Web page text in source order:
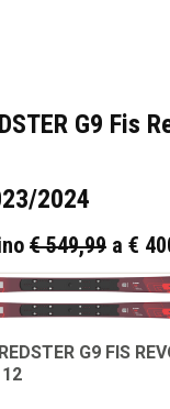
G9 Fis
2024
€ 549,99 a €
G9 FIS